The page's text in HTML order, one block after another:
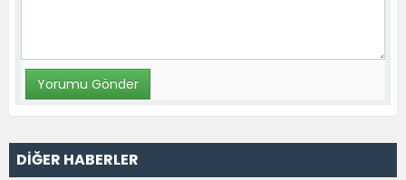
DİĞER HABERLER